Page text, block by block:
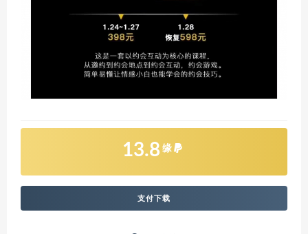
13.8 缘
支付下载